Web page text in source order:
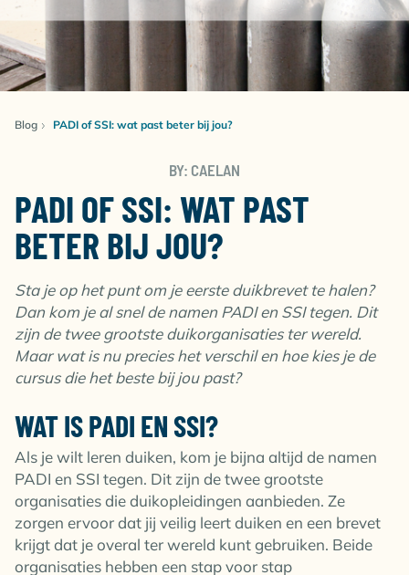
Blog PADI of SSI: wat past beter bij jou?
BY: CAELAN
PADI OF SSI: WAT PAST
BETER BIJ JOU?
Sta je op het punt om je eerste duikbrevet te halen?
Dan kom je al snel de namen PADI en SSI tegen. Dit
zijn de twee grootste duikorganisaties ter wereld.
Maar wat is nu precies het verschil en hoe kies je de
cursus die het beste bij jou past?
WAT IS PADI EN SSI?
Als je wilt leren duiken, kom je bijna altijd de namen
PADI en SSI tegen. Dit zijn de twee grootste
organisaties die duikopleidingen aanbieden. Ze
zorgen ervoor dat jij veilig leert duiken en een brevet
krijgt dat je overal ter wereld kunt gebruiken. Beide
organisaties hebben een stap voor stap